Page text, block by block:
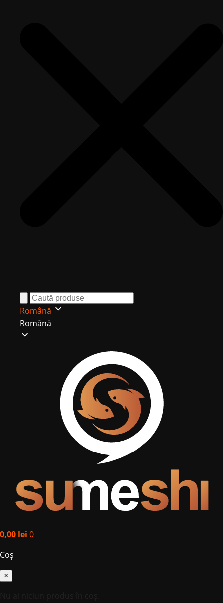
Română
Română
0,00 lei 0
Coș
×